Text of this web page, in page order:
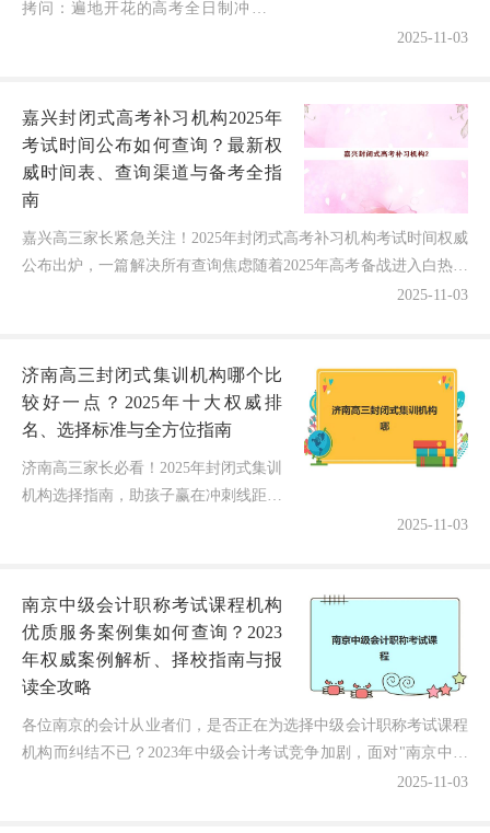
拷问：遍地开花的高考全日制冲刺机
果...
2025-11-03
嘉兴封闭式高考补习机构2025年
考试时间公布如何查询？最新权
威时间表、查询渠道与备考全指
南
嘉兴高三家长紧急关注！2025年封闭式高考补习机构考试时间权威
公布出炉，一篇解决所有查询焦虑随着2025年高考备战进入白热化
2025-11-03
济南高三封闭式集训机构哪个比
较好一点？2025年十大权威排
名、选择标准与全方位指南
济南高三家长必看！2025年封闭式集训
机构选择指南，助孩子赢在冲刺线距离
2025-11-03
南京中级会计职称考试课程机构
优质服务案例集如何查询？2023
年权威案例解析、择校指南与报
读全攻略
各位南京的会计从业者们，是否正在为选择中级会计职称考试课程
机构而纠结不已？2023年中级会计考试竞争加剧，面对"南京中级
会计职称考试课程机构优质服务案例集"这个关键问题，...2025-11-03